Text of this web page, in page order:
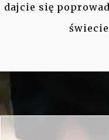
dajcie się